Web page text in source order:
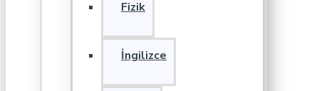
Fizik
İngilizce